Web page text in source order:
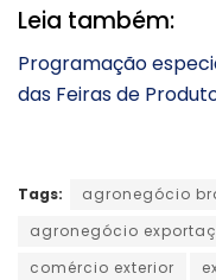
Leia também:
Programação
das Feiras de
Tags:
agronegócio
agronegócio
comércio exterior